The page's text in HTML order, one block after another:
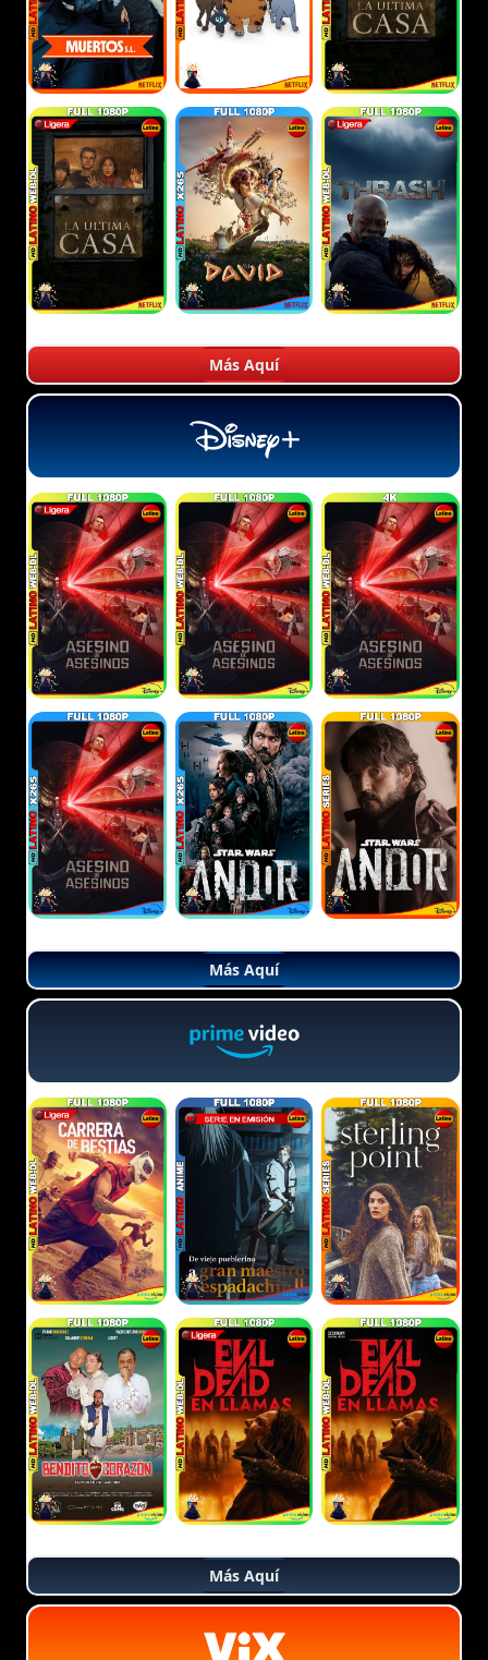
Más Aquí
Más Aquí
Más Aquí